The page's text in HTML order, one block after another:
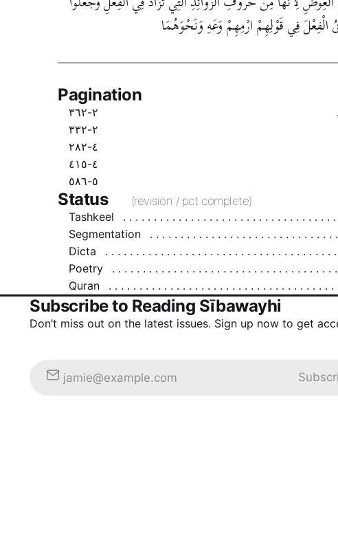
الْفِعْلَ فِي قَوْلِهِمْ ارْمِهِمْ وَعَهِ وَنَحْوَهُمَا
Pagination
٢-٣٦٢
٢-٣٣٢
٤-٢٨٢
٤-٤١٥
٥-٥٨٦
Status
(revision / pct complete)
Tashkeel
Segmentation
Dicta
Poetry
Quran
Subscribe to Reading Sībawayhi
Don’t miss out on the latest issues. Sign up now to get
jamie@example.com